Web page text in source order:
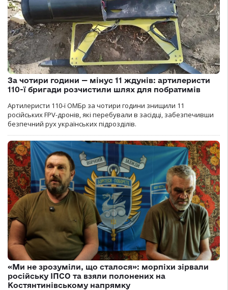
За чотири години — мінус 11 ждунів: артилеристи
110-ї бригади розчистили шлях для побратимів
Артилеристи 110-ї ОМБр за чотири години знищили 11
російських FPV-дронів, які перебували в засідці, забезпечивши
безпечний рух українських підрозділів.
«Ми не зрозуміли, що сталося»: морпіхи зірвали
російську ІПСО та взяли полонених на
Костянтинівському напрямку